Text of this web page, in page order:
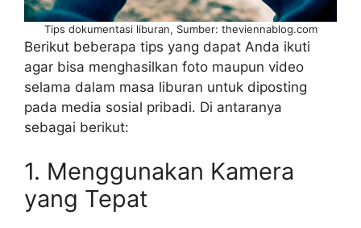
Tips dokumentasi liburan, Sumber: theviennablog.com
Berikut beberapa tips yang dapat Anda ikuti
agar bisa menghasilkan foto maupun video
selama dalam masa liburan untuk diposting
pada media sosial pribadi. Di antaranya
sebagai berikut:
1. Menggunakan Kamera
yang Tepat